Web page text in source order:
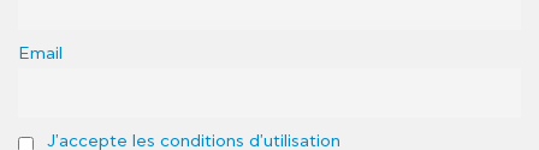
Email
J'accepte les conditions d'utilisation